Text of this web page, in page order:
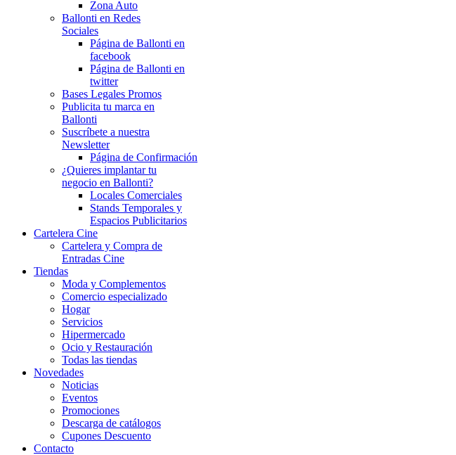
Zona Auto
Ballonti en Redes
Sociales
Página de Ballonti en
facebook
Página de Ballonti en
twitter
Bases Legales Promos
Publicita tu marca en
Ballonti
Suscríbete a nuestra
Newsletter
Página de Confirmación
¿Quieres implantar tu
negocio en Ballonti?
Locales Comerciales
Stands Temporales y
Espacios Publicitarios
Cartelera Cine
Cartelera y Compra de
Entradas Cine
Tiendas
Moda y Complementos
Comercio especializado
Hogar
Servicios
Hipermercado
Ocio y Restauración
Todas las tiendas
Novedades
Noticias
Eventos
Promociones
Descarga de catálogos
Cupones Descuento
Contacto